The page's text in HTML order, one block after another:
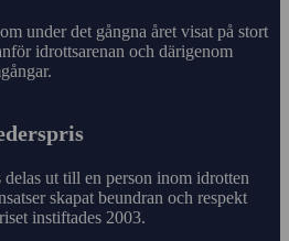
under det gångna året visat på stort
idrottsarenan och därigenom
ut till en person inom idrotten
skapat beundran och respekt
instiftades 2003.